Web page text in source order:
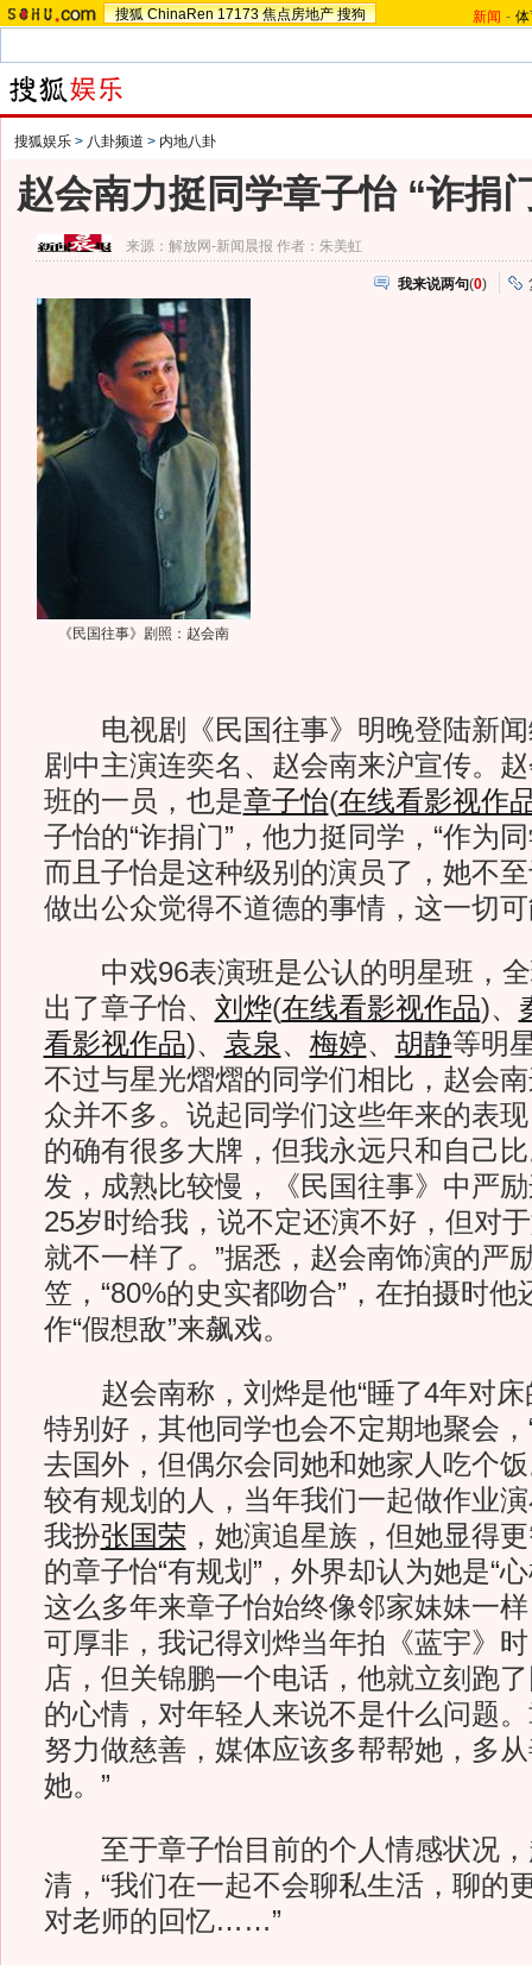
搜狐 ChinaRen 17173 焦点房地产 搜狗 新闻 -
搜狐娱乐 > 八卦频道 > 内地八卦
赵会南力挺同学章子怡 “诈捐
来源：解放网-新闻晨报 作者：朱美虹
我来说两句(0)
《民国往事》剧照：赵会南
电视剧《民国往事》明晚登陆新闻
剧中主演连奕名、赵会南来沪宣传。
班的一员，也是章子怡(在线看影视作
子怡的“诈捐门”，他力挺同学，“作为
而且子怡是这种级别的演员了，她不
做出公众觉得不道德的事情，这一切
中戏96表演班是公认的明星班，全
出了章子怡、 刘烨(在线看影视作品)、
看影视作品)、 袁泉、 梅婷、 胡静等明
不过与星光熠熠的同学们相比，赵会
众并不多。说起同学们这些年来的表
的确有很多大牌，但我永远只和自己
发，成熟比较慢，《民国往事》中严
25岁时给我，说不定还演不好，但对
就不一样了。”据悉，赵会南饰演的严
笠，“80%的史实都吻合”，在拍摄时
作“假想敌”来飙戏。
赵会南称，刘烨是他“睡了4年对床
特别好，其他同学也会不定期地聚会
去国外，但偶尔会同她和她家人吃个
较有规划的人，当年我们一起做作业
我扮张国荣 ，她演追星族，但她显得
的章子怡“有规划”，外界却认为她是“
这么多年来章子怡始终像邻家妹妹一
可厚非，我记得刘烨当年拍《蓝宇》
店，但关锦鹏一个电话，他就立刻跑
的心情，对年轻人来说不是什么问题
努力做慈善，媒体应该多帮帮她，多
她。”
至于章子怡目前的个人情感状况，
清，“我们在一起不会聊私生活，聊的
对老师的回忆……”